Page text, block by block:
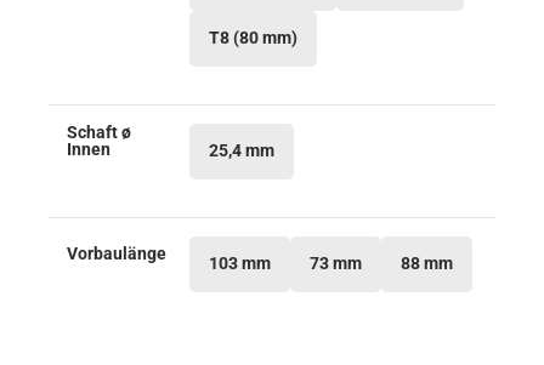
T8 (80 mm)
Schaft ø
Innen
25,4 mm
Vorbaulänge
103 mm 73 mm 88 mm